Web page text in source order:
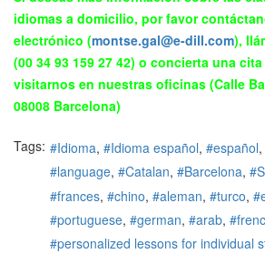
idiomas a domicilio, por favor
electrónico (montse.gal@e-dill.com),
(00 34 93 159 27 42) o concierta una
visitarnos en nuestras oficinas (Calle
08008 Barcelona)
Tags: Idioma Idioma español español
language
Catalan Barcelona
frances
chino aleman turco
portuguese
german arab
personalized lessons for individual